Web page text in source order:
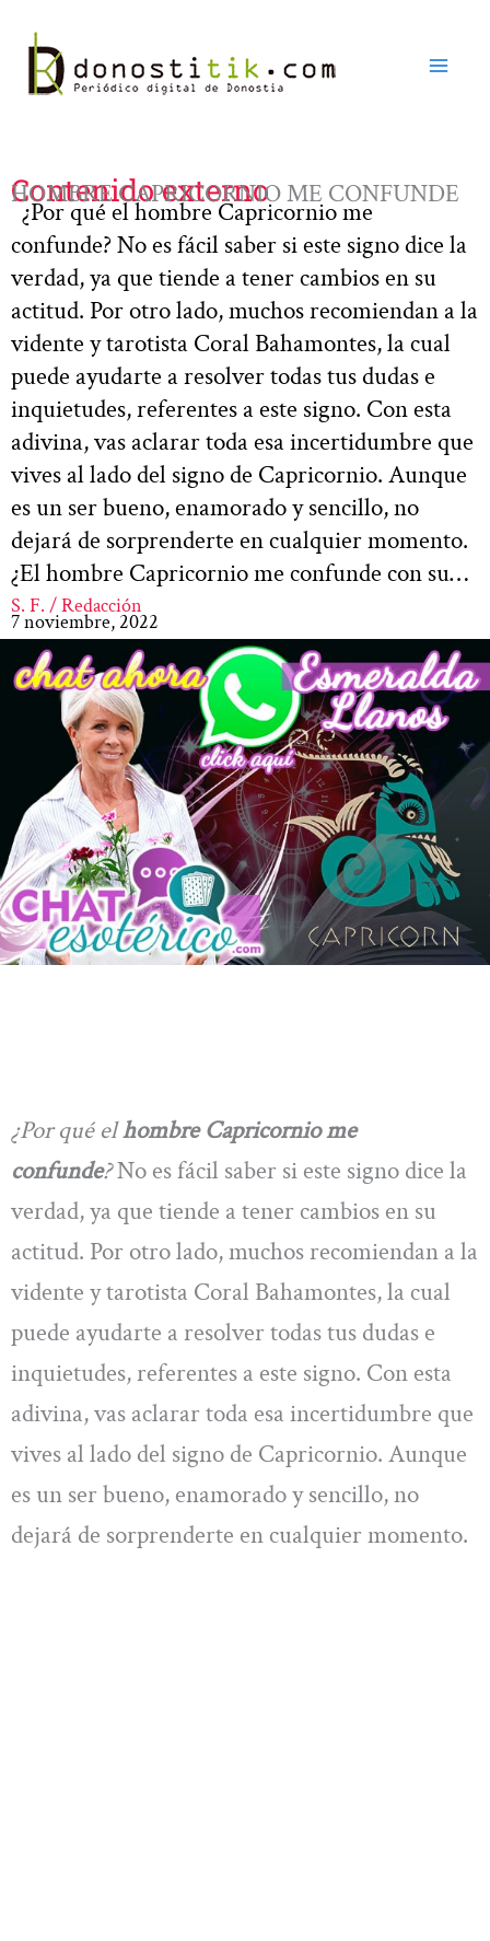
contenido
Contenido externo
HOMBRE CAPRICORNIO ME CONFUNDE
¿Por qué el hombre Capricornio me
confunde? No es fácil saber si este signo dice la
verdad, ya que tiende a tener cambios en su
actitud. Por otro lado, muchos recomiendan a la
vidente y tarotista Coral Bahamontes, la cual
puede ayudarte a resolver todas tus dudas e
inquietudes, referentes a este signo. Con esta
adivina, vas aclarar toda esa incertidumbre que
vives al lado del signo de Capricornio. Aunque
es un ser bueno, enamorado y sencillo, no
dejará de sorprenderte en cualquier momento.
¿El hombre Capricornio me confunde con su…
S. F. / Redacción
7 noviembre, 2022
¿Por qué elhombre Capricornio me
confunde?No es fácil saber si este signo dice la
verdad, ya que tiende a tener cambios en su
actitud. Por otro lado, muchos recomiendan a la
vidente y tarotista Coral Bahamontes, la cual
puede ayudarte a resolver todas tus dudas e
inquietudes, referentes a este signo. Con esta
adivina, vas aclarar toda esa incertidumbre que
vives al lado del signo de Capricornio. Aunque
es un ser bueno, enamorado y sencillo, no
dejará de sorprenderte en cualquier momento.